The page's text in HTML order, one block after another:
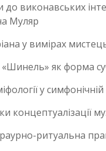
до виконавських
Муляр
у вимірах
як форма
у
концептуалізації
ритуальна